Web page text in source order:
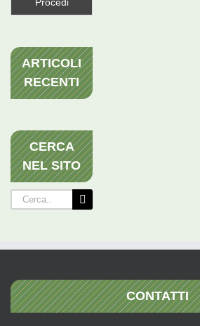
ARTICOLI
RECENTI
CERCA
NEL SITO
Cerca
per:
CONTATTI